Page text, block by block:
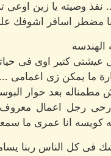
نفذ وصيته يا زين اوعى
مضطر اسافر اشوفك
الهندسه
انتى عيشتى كتير اوى
ما يمكن زى اعمامى ...
بعد حوار
رجل اعمال
انا عمرى ما سمعت
فى كل الناس ربنا